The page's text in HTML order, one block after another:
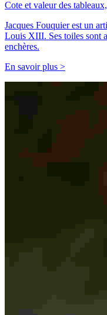
Cote et valeur des
Jacques Fouquier est un
Louis XIII. Ses toiles sont
enchères.
En savoir plus >